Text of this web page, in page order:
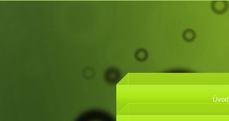
Úvod